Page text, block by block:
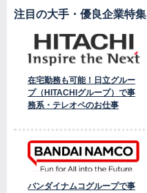
注目の大手・優良企業特集
在宅勤務も可能！日立グルー
プ（HITACHIグループ）で事
務系・テレオペのお仕事
バンダイナムコグループで事